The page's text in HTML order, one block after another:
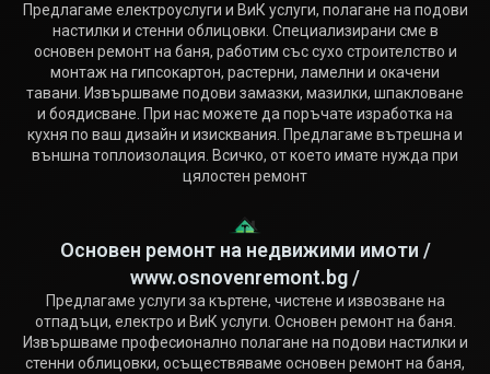
Предлагаме електроуслуги и ВиК услуги, полагане на подови
настилки и стенни облицовки. Специализирани сме в
основен ремонт на баня, работим със сухо строителство и
монтаж на гипсокартон, растерни, ламелни и окачени
тавани. Извършваме подови замазки, мазилки, шпакловане
и боядисване. При нас можете да поръчате изработка на
кухня по ваш дизайн и изисквания. Предлагаме вътрешна и
външна топлоизолация. Всичко, от което имате нужда при
цялостен ремонт
Основен ремонт на недвижими имоти /
www.osnovenremont.bg /
Предлагаме услуги за къртене, чистене и извозване на
отпадъци, електро и ВиК услуги. Основен ремонт на баня.
Извършваме професионално полагане на подови настилки и
стенни облицовки, осъществяваме основен ремонт на баня,